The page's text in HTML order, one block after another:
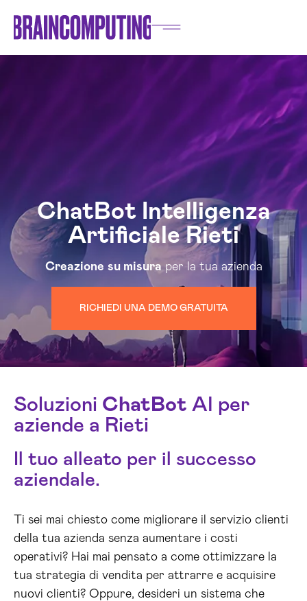
ChatBot Intelligenza
Artificiale Rieti
Creazione su misura per la tua azienda
RICHIEDI UNA DEMO GRATUITA
Soluzioni ChatBot AI per
aziende a Rieti
Il tuo alleato per il successo
aziendale.
Ti sei mai chiesto come migliorare il servizio clienti
della tua azienda senza aumentare i costi
operativi? Hai mai pensato a come ottimizzare la
tua strategia di vendita per attrarre e acquisire
nuovi clienti? Oppure, desideri un sistema che